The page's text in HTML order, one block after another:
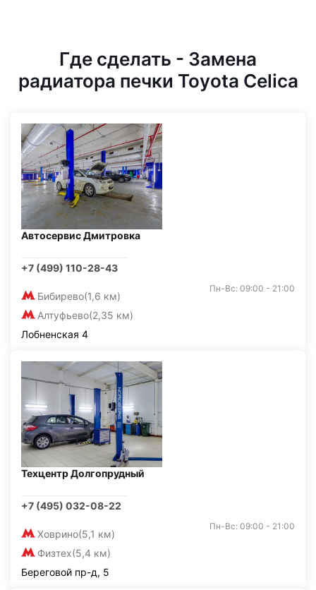
Где сделать - Замена
радиатора печки Toyota Celica
Автосервис Дмитровка
+7 (499) 110-28-43
Бибирево(1,6 км)
Алтуфьево(2,35 км)
Пн-Вс: 09:00 - 21:00
Лобненская 4
Техцентр Долгопрудный
+7 (495) 032-08-22
Ховрино(5,1 км)
Физтех(5,4 км)
Пн-Вс: 09:00 - 21:00
Береговой пр-д, 5